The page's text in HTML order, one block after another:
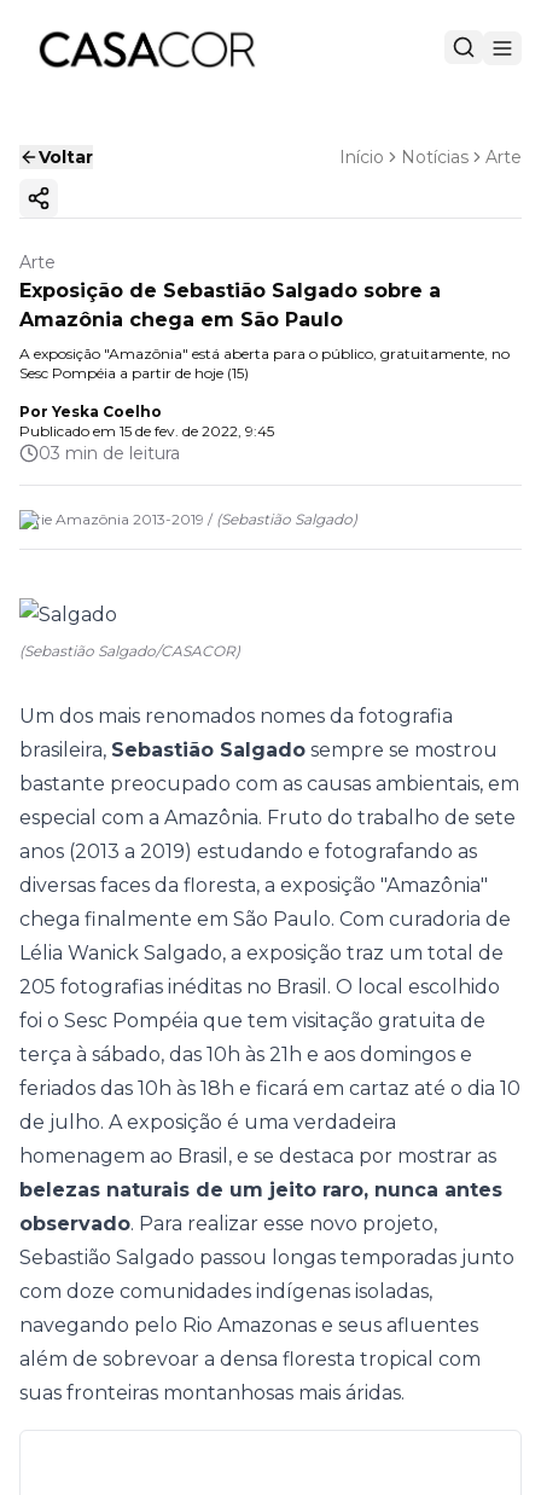
Voltar Início Notícias Arte
Copiar link
Arte
Exposição de Sebastião Salgado sobre a
Amazônia chega em São Paulo
A exposição "Amazônia" está aberta para o público, gratuitamente, no
Sesc Pompéia a partir de hoje (15)
Por Yeska Coelho
Publicado em 15 de fev. de 2022, 9:45
03 min de leitura
Série Amazônia 2013-2019 / (Sebastião Salgado)
(Sebastião Salgado/CASACOR)
Um dos mais renomados nomes da fotografia
brasileira, Sebastião Salgado sempre se mostrou
bastante preocupado com as causas ambientais, em
especial com a Amazônia. Fruto do trabalho de sete
anos (2013 a 2019) estudando e fotografando as
diversas faces da floresta, a exposição "Amazônia"
chega finalmente em São Paulo. Com curadoria de
Lélia Wanick Salgado, a exposição traz um total de
205 fotografias inéditas no Brasil. O local escolhido
foi o Sesc Pompéia que tem visitação gratuita de
terça à sábado, das 10h às 21h e aos domingos e
feriados das 10h às 18h e ficará em cartaz até o dia 10
de julho. A exposição é uma verdadeira
homenagem ao Brasil, e se destaca por mostrar as
belezas naturais de um jeito raro, nunca antes
observado. Para realizar esse novo projeto,
Sebastião Salgado passou longas temporadas junto
com doze comunidades indígenas isoladas,
navegando pelo Rio Amazonas e seus afluentes
além de sobrevoar a densa floresta tropical com
suas fronteiras montanhosas mais áridas.